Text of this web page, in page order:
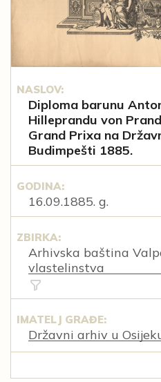
NASLOV:
Diploma barunu
Hilleprandu von
Grand Prixa na
Budimpešti 1885.
GODINA:
16.09.1885. g.
ZBIRKA:
Arhivska baština
vlastelinstva
IMATELJ GRAĐE:
Državni arhiv u